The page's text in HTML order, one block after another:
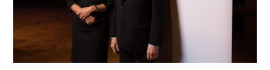
YLEINEN
ALLMÄN
MAINOSTAJILLE
ANNONSÖRER